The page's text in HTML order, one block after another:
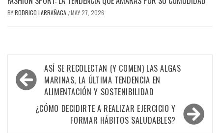
BYRODRIGO LARRAÑAGA /MAY 27, 2026
Post
navigation
ASÍ SE RECOLECTAN (Y COMEN) LAS ALGAS
MARINAS, LA ÚLTIMA TENDENCIA EN
ALIMENTACIÓN Y SOSTENIBILIDAD
¿CÓMO DECIDIRTE A REALIZAR EJERCICIO Y
FORMAR HÁBITOS SALUDABLES?